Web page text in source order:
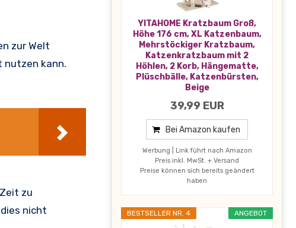
zur Welt
nutzen kann.
zu
nicht
YITAHOME Kratzbaum Groß,
Höhe 176 cm, XL Katzenbaum,
Mehrstöckiger Kratzbaum,
Katzenkratzbaum mit 2
Höhlen, 2 Korb, Hängematte,
Plüschbälle, Katzenbürsten,
Beige
39,99 EUR
Bei Amazon kaufen
Werbung | Link führt nach Amazon
Preis inkl. MwSt. + Versand
Preise können sich bereits geändert
haben
ANGEBOT
BESTSELLER NR. 4